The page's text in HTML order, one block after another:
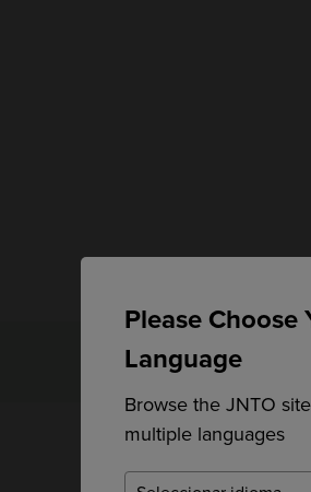
Please Choose
Language
Browse the JNTO
multiple languages
Empieza